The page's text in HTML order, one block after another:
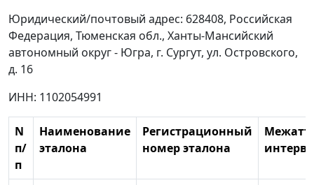
Юридический/почтовый адрес: 628408, Российская
Федерация, Тюменская обл., Ханты-Мансийский
автономный округ - Югра, г. Сургут, ул. Островского,
д. 16
ИНН: 1102054991
N
п/
п
Наименование
эталона
Регистрационный
номер эталона